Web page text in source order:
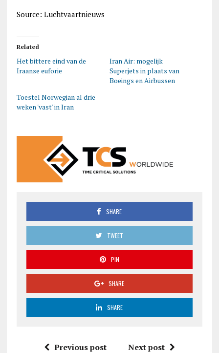
Source: Luchtvaartnieuws
Related
Het bittere eind van de
Iraanse euforie
Iran Air: mogelijk
Superjets in plaats van
Boeings en Airbussen
Toestel Norwegian al drie
weken 'vast' in Iran
SHARE
TWEET
PIN
SHARE
SHARE
Previous post Next post